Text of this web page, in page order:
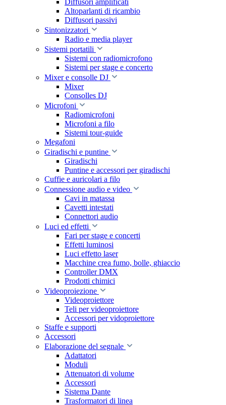
Diffusori amplificati
Altoparlanti di ricambio
Diffusori passivi
Sintonizzatori
Radio e media player
Sistemi portatili
Sistemi con radiomicrofono
Sistemi per stage e concerto
Mixer e consolle DJ
Mixer
Consolles DJ
Microfoni
Radiomicrofoni
Microfoni a filo
Sistemi tour-guide
Megafoni
Giradischi e puntine
Giradischi
Puntine e accessori per giradischi
Cuffie e auricolari a filo
Connessione audio e video
Cavi in matassa
Cavetti intestati
Connettori audio
Luci ed effetti
Fari per stage e concerti
Effetti luminosi
Luci effetto laser
Macchine crea fumo, bolle, ghiaccio
Controller DMX
Prodotti chimici
Videoproiezione
Videoproiettore
Teli per videoproiettore
Accessori per vidoproiettore
Staffe e supporti
Accessori
Elaborazione del segnale
Adattatori
Moduli
Attenuatori di volume
Accessori
Sistema Dante
Trasformatori di linea